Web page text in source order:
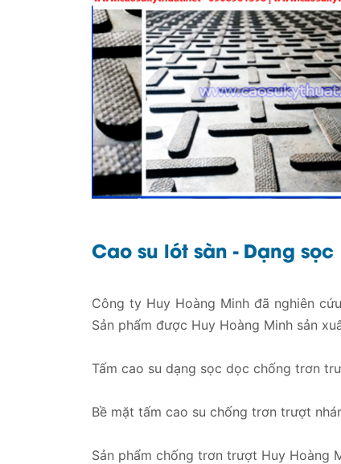
Cao su lót sàn - Dạng sọc
Công ty Huy Hoàng Minh đã nghiên
Sản phẩm được Huy Hoàng Minh sản
Tấm cao su dạng sọc dọc chống trơn
Bề mặt tấm cao su chống trơn trượt
Sản phẩm chống trơn trượt Huy Hoàng